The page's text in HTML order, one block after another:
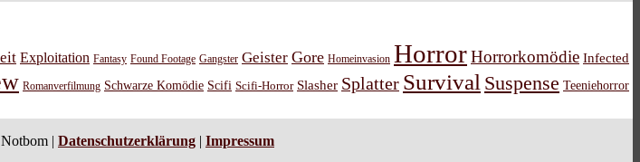
Exploitation Fantasy Found Footage Gangster Geister Gore Homeinvasion HorrorHorrorkomödie Infected
Romanverfilmung Schwarze Komödie Scifi Scifi-Horror Slasher Splatter Survival Suspense Teeniehorror
| Datenschutzerklärung | Impressum